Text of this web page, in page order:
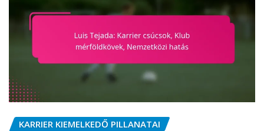
KARRIER KIEMELKEDŐ PILLANATAI